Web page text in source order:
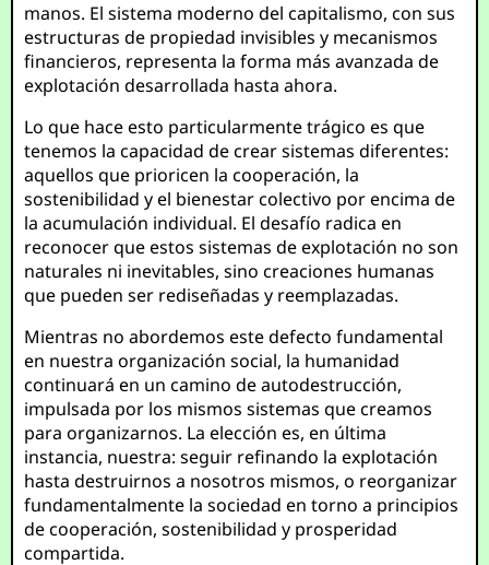
manos. El sistema moderno del capitalismo, con sus
estructuras de propiedad invisibles y mecanismos
financieros, representa la forma más avanzada de
explotación desarrollada hasta ahora.
Lo que hace esto particularmente trágico es que
tenemos la capacidad de crear sistemas diferentes:
aquellos que prioricen la cooperación, la
sostenibilidad y el bienestar colectivo por encima de
la acumulación individual. El desafío radica en
reconocer que estos sistemas de explotación no son
naturales ni inevitables, sino creaciones humanas
que pueden ser rediseñadas y reemplazadas.
Mientras no abordemos este defecto fundamental
en nuestra organización social, la humanidad
continuará en un camino de autodestrucción,
impulsada por los mismos sistemas que creamos
para organizarnos. La elección es, en última
instancia, nuestra: seguir refinando la explotación
hasta destruirnos a nosotros mismos, o reorganizar
fundamentalmente la sociedad en torno a principios
de cooperación, sostenibilidad y prosperidad
compartida.